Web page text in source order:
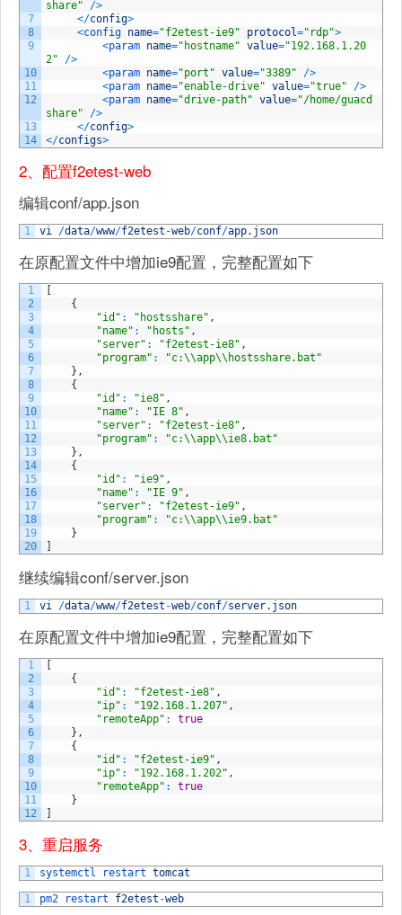
7
8
9
10
11
12
13
14
share"
/>
</config>
<config name="f2etest-ie9" protocol="rdp">
<param name="hostname" value="192.168.1.20
2"
/>
<param name="port" value="3389" />
<param name="enable-drive" value="true" />
<param name="drive-path" value="/home/guacd
share"
/>
</config>
</configs>
2、配置f2etest-web
编辑conf/app.json
1 vi /data/www/f2etest -web/conf/app. json
在原配置文件中增加ie9配置，完整配置如下
1
2
3
4
5
6
7
8
9
10
11
12
13
14
15
16
17
18
19
20
{
"id" : "hostsshare" ,
"name" : "hosts" ,
"server" : "f2etest-ie8" ,
"program" :
"c:\\app\\hostsshare.bat"
} ,
{
"id" : "ie8" ,
"name" : "IE 8" ,
"server" : "f2etest-ie8" ,
"program" :
"c:\\app\\ie8.bat"
} ,
{
"id" : "ie9" ,
"name" : "IE 9" ,
"server" : "f2etest-ie9" ,
"program" :
"c:\\app\\ie9.bat"
}
继续编辑conf/server.json
1 vi /data/www/f2etest -web/conf/server. json
在原配置文件中增加ie9配置，完整配置如下
1
2
3
4
5
6
7
8
9
10
11
12
{
"id" : "f2etest-ie8" ,
"ip" : "192.168.1.207" ,
"remoteApp" :
true
} ,
{
"id" : "f2etest-ie9" ,
"ip" : "192.168.1.202" ,
"remoteApp" :
true
}
3、重启服务
1 systemctl restart tomcat
1 pm2 restart f2etest -web